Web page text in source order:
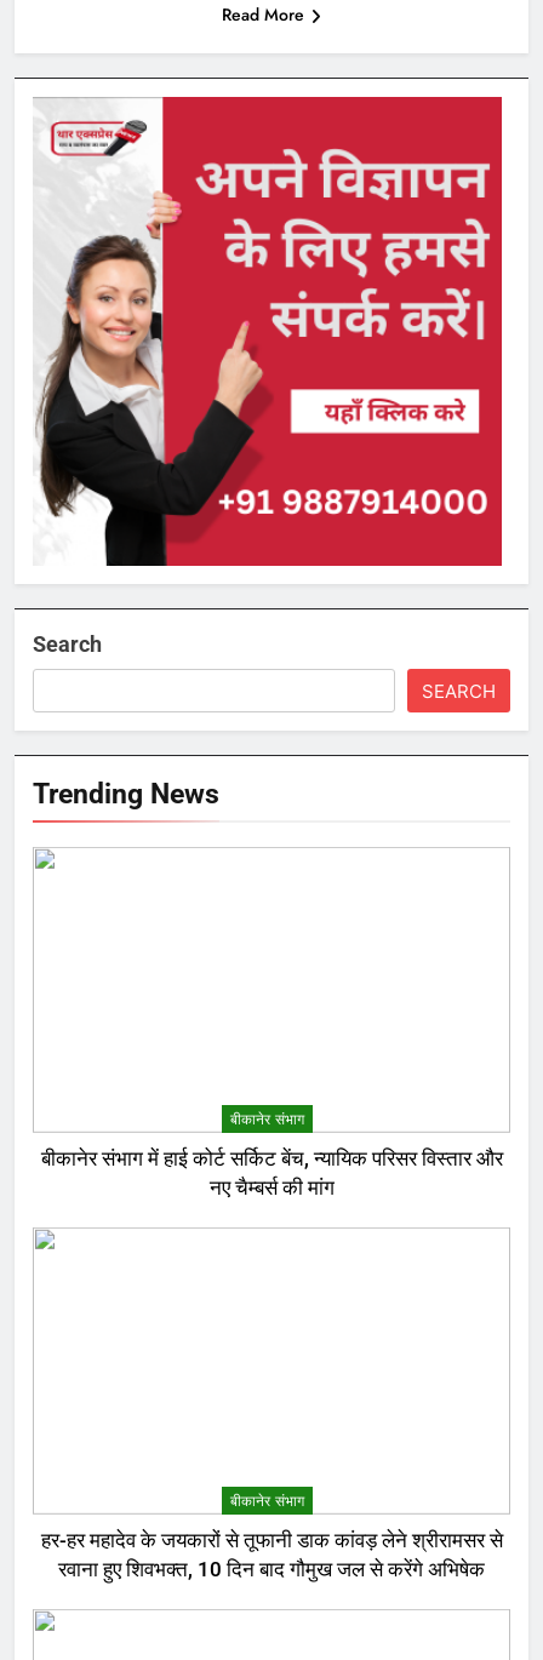
Read More
Search
SEARCH
Trending News
बीकानेर संभाग
बीकानेर संभाग में हाई कोर्ट सर्किट बेंच, न्यायिक परिसर विस्तार और
नए चैम्बर्स की मांग
बीकानेर संभाग
हर-हर महादेव के जयकारों से तूफानी डाक कांवड़ लेने श्रीरामसर से
रवाना हुए शिवभक्त, 10 दिन बाद गौमुख जल से करेंगे अभिषेक